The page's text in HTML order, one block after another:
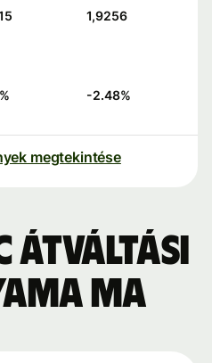
1,9256
-2.48%
megtekintése
átváltási
ma